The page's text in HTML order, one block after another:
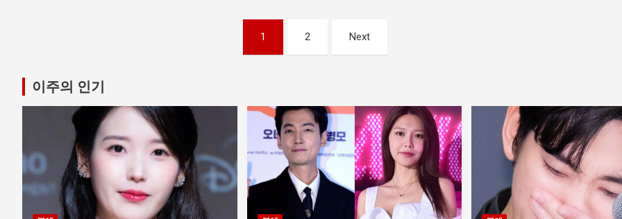
비
이
션
1 2 Next
이주의 인기